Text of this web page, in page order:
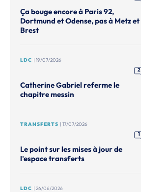
Ça bouge encore à Paris 92,
Dortmund et Odense, pas à Metz et
Brest
LDC | 19/07/2026
2
Catherine Gabriel referme le
chapitre messin
TRANSFERTS | 17/07/2026
1
Le point sur les mises à jour de
l'espace transferts
LDC | 26/06/2026